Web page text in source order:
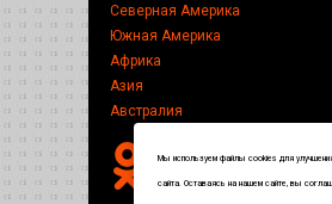
Северная Америка
Южная Америка
Африка
Азия
Австралия
Мы используем файлы cookies для
сайта. Оставаясь на нашем сайте, вы